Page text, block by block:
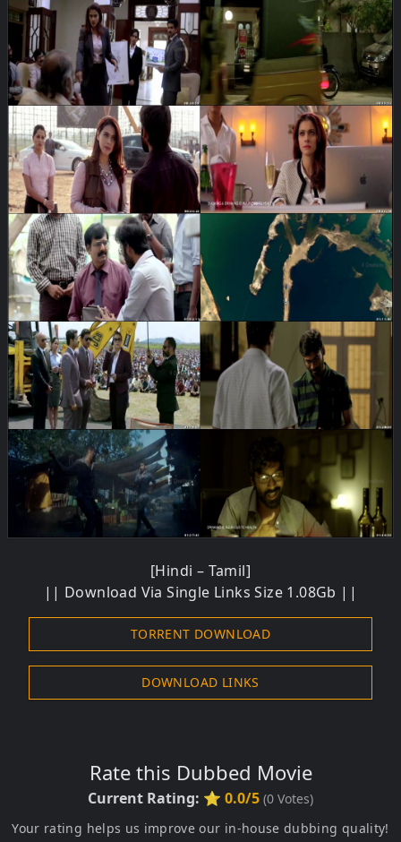
[Hindi – Tamil]
|| Download Via Single Links Size 1.08Gb ||
TORRENT DOWNLOAD
DOWNLOAD LINKS
Rate this Dubbed Movie
Current Rating: ⭐ 0.0/5 (0 Votes)
Your rating helps us improve our in-house dubbing quality!